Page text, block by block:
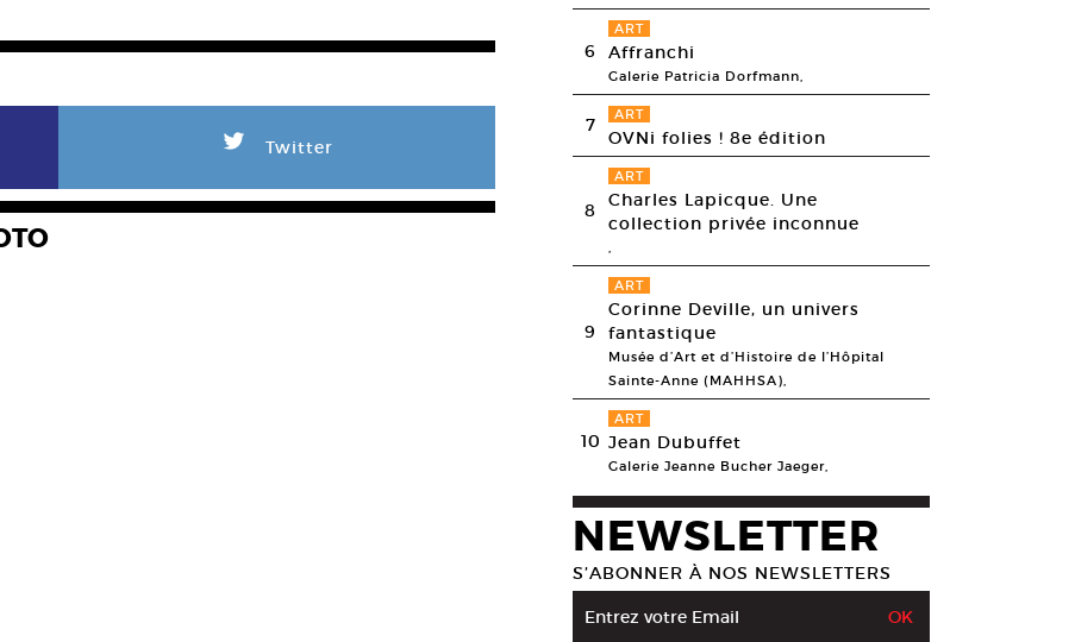
L Twitter
6
ART
Affranchi
Galerie Patricia Dorfmann,
7 ART
OVNi folies ! 8e édition
8
ART
Charles Lapicque. Une
collection privée inconnue
,
9
ART
Corinne Deville, un univers
fantastique
Musée d’Art et d’Histoire de l’Hôpital
Sainte-Anne (MAHHSA),
10
ART
Jean Dubuffet
Galerie Jeanne Bucher Jaeger,
NEWSLETTER
S’ABONNER À NOS NEWSLETTERS